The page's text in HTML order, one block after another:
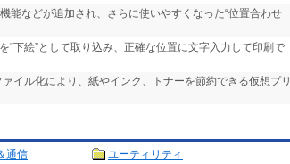
能などが追加され、さらに使いやすくなった“位置合わせ
“下絵”として取り込み、正確な位置に文字入力して印刷で
イル化により、紙やインク、トナーを節約できる仮想プリ
通信
ユーティリティ